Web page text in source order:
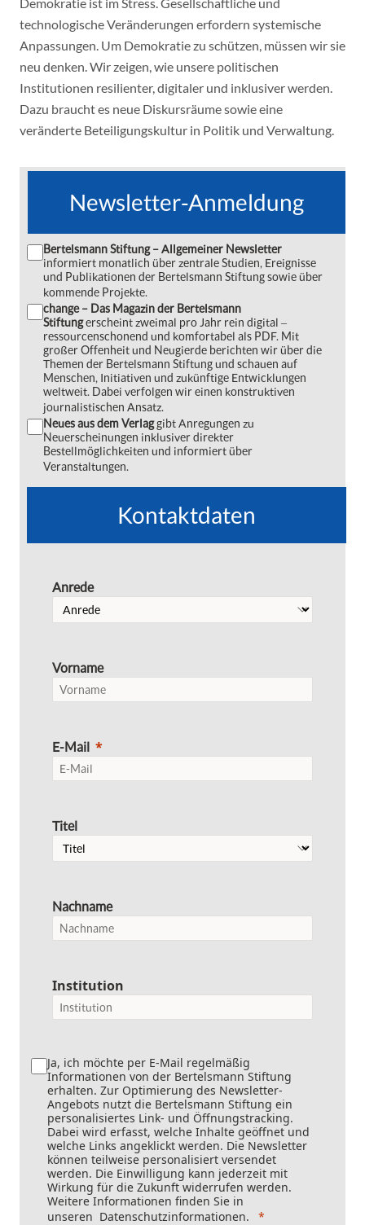
technologische Veränderungen erfordern systemische
Anpassungen. Um Demokratie zu schützen, müssen wir sie
neu denken. Wir zeigen, wie unsere politischen
Institutionen resilienter, digitaler und inklusiver werden.
Dazu braucht es neue Diskursräume sowie eine
veränderte Beteiligungskultur in Politik und Verwaltung.
Newsletter-Anmeldung
Bertelsmann Stiftung – Allgemeiner Newsletter
informiert monatlich über zentrale Studien, Ereignisse
und Publikationen der Bertelsmann Stiftung sowie über
kommende Projekte.
change – Das Magazin der Bertelsmann
Stiftungerscheint zweimal pro Jahr rein digital ‒
ressourcenschonend und komfortabel als PDF. Mit
großer Offenheit und Neugierde berichten wir über die
Themen der Bertelsmann Stiftung und schauen auf
Menschen, Initiativen und zukünftige Entwicklungen
weltweit. Dabei verfolgen wir einen konstruktiven
journalistischen Ansatz.
Neues aus dem Verlaggibt Anregungen zu
Neuerscheinungen inklusiver direkter
Bestellmöglichkeiten und informiert über
Veranstaltungen.
Kontaktdaten
Anrede
Vorname
E-Mail
Titel
Nachname
Institution
Ja, ich möchte per E-Mail regelmäßig
Informationen von der Bertelsmann Stiftung
erhalten. Zur Optimierung des Newsletter-
Angebots nutzt die Bertelsmann Stiftung ein
personalisiertes Link- und Öffnungstracking.
Dabei wird erfasst, welche Inhalte geöffnet und
welche Links angeklickt werden. Die Newsletter
können teilweise personalisiert versendet
werden. Die Einwilligung kann jederzeit mit
Wirkung für die Zukunft widerrufen werden.
Weitere Informationen finden Sie in
unseren Datenschutzinformationen.